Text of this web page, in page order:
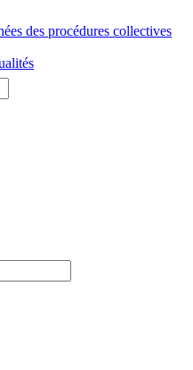
des procédures collectives